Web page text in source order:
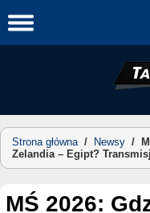
to
Strona główna/ Newsy /
Zelandia – Egipt?
MŚ 2026: Gdzie oglądać mecz